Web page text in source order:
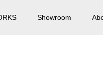
Showroom